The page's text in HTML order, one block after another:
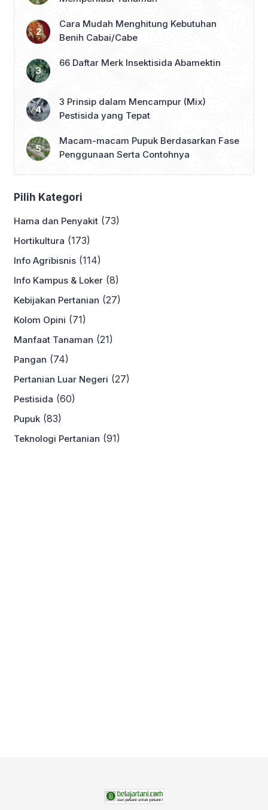
Cara Mudah Menghitung Kebutuhan
Benih Cabai/Cabe
66 Daftar Merk Insektisida Abamektin
3 Prinsip dalam Mencampur (Mix)
Pestisida yang Tepat
Macam-macam Pupuk Berdasarkan Fase
Penggunaan Serta Contohnya
Pilih Kategori
Hama dan Penyakit (73)
Hortikultura (173)
Info Agribisnis (114)
Info Kampus & Loker (8)
Kebijakan Pertanian (27)
Kolom Opini (71)
Manfaat Tanaman (21)
Pangan (74)
Pertanian Luar Negeri (27)
Pestisida (60)
Pupuk (83)
Teknologi Pertanian (91)